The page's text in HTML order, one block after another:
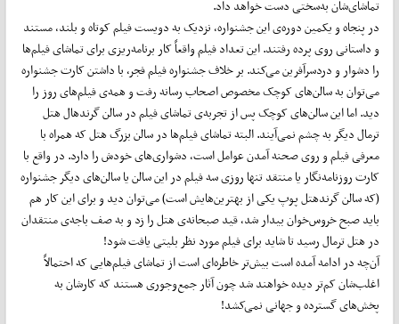
تماشای‌شان به‌سختی دست خواهد داد.
در پنجاه و یکمین دوره‌ی این جشنواره، نزدیک به دویست فیلم کوتاه و بلند، مستند
و داستانی روی پرده رفتند. این تعداد فیلم واقعاً کار برنامه‌ریزی برای تماشای فیلم‌ها
را دشوار و دردسرآفرین می‌کند. بر خلاف جشنواره فیلم فجر، با داشتن کارت جشنواره
می‌توان به سالن‌های کوچک مخصوص اصحاب رسانه رفت و همه‌ی فیلم‌های روز را
دید. اما این سالن‌های کوچک پس از تجربه‌ی تماشای فیلم در سالن گرندهال هتل
ترمال دیگر به چشم نمی‌آیند. البته تماشای فیلم‌ها در سالن بزرگ هتل که همراه با
معرفی فیلم و روی صحنه آمدن عوامل است، دشواری‌های خودش را دارد. در واقع با
کارت روزنامه‌نگار یا منتقد تنها روزی سه فیلم در این سالن یا سالن‌های دیگر جشنواره
(که سالن گرندهتل پوپ یکی از بهترین‌هایش است) می‌توان دید و برای این کار هم
باید صبح خروس‌خوان بیدار شد، قید صبحانه‌ی هتل را زد و به صف باجه‌ی منتقدان
در هتل ترمال رسید تا شاید برای فیلم مورد نظر بلیتی یافت شود!
آن‌چه در ادامه آمده است بیش‌تر خاطره‌ای است از تماشای فیلم‌هایی که احتمالاً
اغلب‌شان کم‌تر دیده خواهند شد چون آثار جمع‌وجوری هستند که کارشان به
پخش‌های گسترده و جهانی نمی‌کشد!